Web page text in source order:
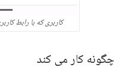
کاربری که با رابط
چگونه کار می کند